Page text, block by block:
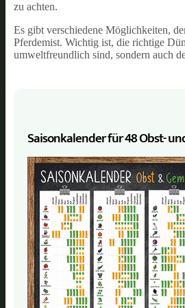
zu achten.
Es gibt verschiedene Möglichkeiten,
Pferdemist. Wichtig ist, die richtige
umweltfreundlich sind, sondern auch
Saisonkalender für 48 Obst-